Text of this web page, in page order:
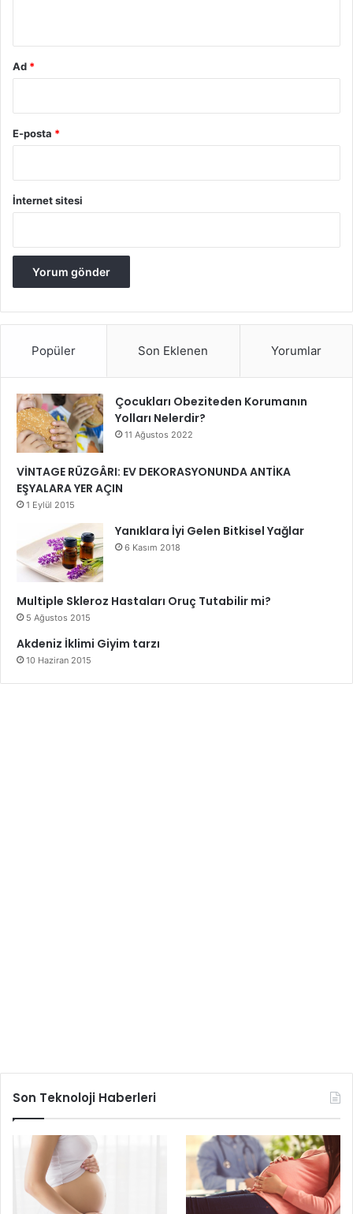
Ad *
E-posta *
İnternet sitesi
Popüler Son Eklenen Yorumlar
Çocukları Obeziteden Korumanın
Yolları Nelerdir?
11 Ağustos 2022
VİNTAGE RÜZGÂRI: EV DEKORASYONUNDA ANTİKA
EŞYALARA YER AÇIN
1 Eylül 2015
Yanıklara İyi Gelen Bitkisel Yağlar
6 Kasım 2018
Multiple Skleroz Hastaları Oruç Tutabilir mi?
5 Ağustos 2015
Akdeniz İklimi Giyim tarzı
10 Haziran 2015
Son Teknoloji Haberleri